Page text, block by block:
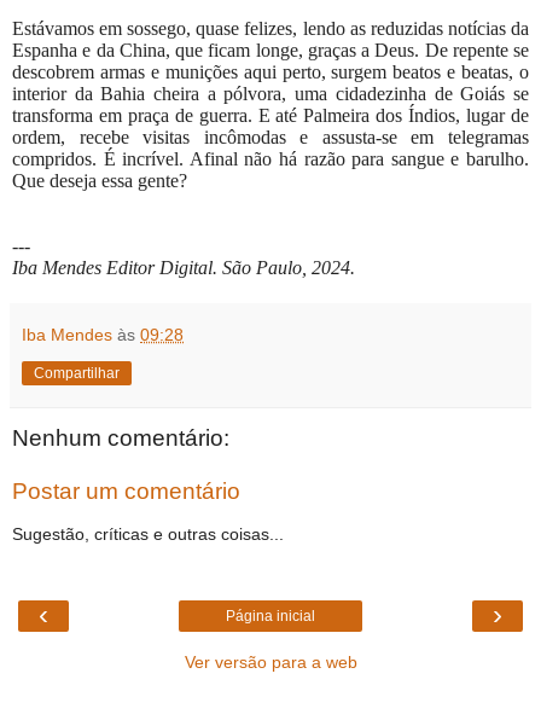
Estávamos em sossego, quase felizes, lendo as reduzidas notícias da
Espanha e da China, que ficam longe, graças a Deus. De repente se
descobrem armas e munições aqui perto, surgem beatos e beatas, o
interior da Bahia cheira a pólvora, uma cidadezinha de Goiás se
transforma em praça de guerra. E até Palmeira dos Índios, lugar de
ordem, recebe visitas incômodas e assusta-se em telegramas
compridos. É incrível. Afinal não há razão para sangue e barulho.
Que deseja essa gente?
---
Iba Mendes Editor Digital. São Paulo, 2024.
Iba Mendes às 09:28
Compartilhar
Nenhum comentário:
Postar um comentário
Sugestão, críticas e outras coisas...
‹ ›
Página inicial
Ver versão para a web